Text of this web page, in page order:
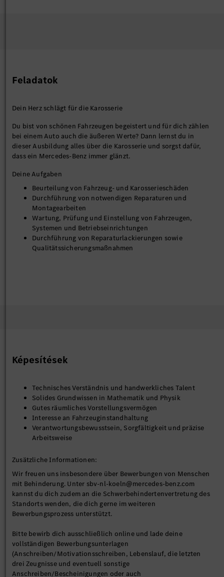
Feladatok
Dein Herz schlägt für die Karosserie
Du bist von schönen Fahrzeugen begeistert und für dich zählen
bei einem Auto auch die äußeren Werte? Dann lernst du in
dieser Ausbildung alles über die Karosserie und sorgst dafür,
dass ein Mercedes-Benz immer glänzt.
Deine Aufgaben
Beurteilung von Fahrzeug- und Karosserieschäden
Durchführung von notwendigen Reparaturen und
Montagearbeiten
Wartung, Prüfung und Einstellung von Fahrzeugen,
Systemen und Betriebseinrichtungen
Durchführung von Reparaturlackierungen sowie
Qualitätssicherungsmaßnahmen
Képesítések
Technisches Verständnis und handwerkliches Talent
Solides Grundwissen in Mathematik und Physik
Gutes räumliches Vorstellungsvermögen
Interesse an Fahrzeuginstandhaltung
Verantwortungsbewusstsein, Sorgfältigkeit und präzise
Arbeitsweise
Zusätzliche Informationen:
Wir freuen uns insbesondere über Bewerbungen von Menschen
mit Behinderung. Unter sbv-nl-koeln@mercedes-benz.com
kannst du dich zudem an die Schwerbehindertenvertretung des
Standorts wenden, die dich gerne im weiteren
Bewerbungsprozess unterstützt.
Bitte bewirb dich ausschließlich online und lade deine
vollständigen Bewerbungsunterlagen
(Anschreiben/Motivationsschreiben, Lebenslauf, die letzten
drei Zeugnisse und eventuell sonstige
Anschreiben/Bescheinigungen oder auch